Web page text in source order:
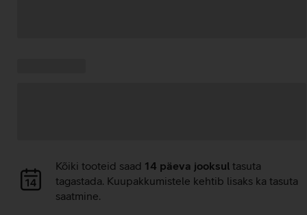
Andmete
laadimine
Kõiki tooteid saad 14 päeva jooksul tasuta
tagastada. Kuupakkumistele kehtib lisaks ka tasuta
saatmine.